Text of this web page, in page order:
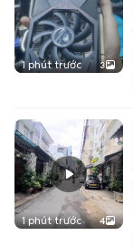
1 phút trước 3
1 phút trước 4